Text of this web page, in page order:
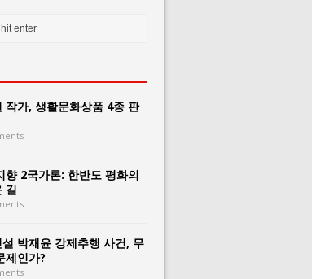
작가, 생활문화상품 4종 판
향 2국가론: 한반도 평화의
길
설 박재윤 강제추행 사건, 무
제인가?